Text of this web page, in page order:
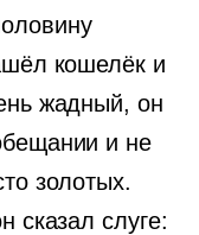
кошелёк и
жадный, он
и не
золотых.
сказал слуге: